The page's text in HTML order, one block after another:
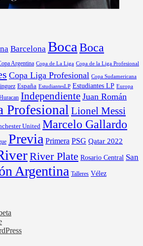
Barcelona Boca Boca
Argentina Copa de La Liga Copa de la Liga Profesional
Copa Liga Profesional Copa Sudamericana
España EstudiantesLP Estudiantes LP Europa
Independiente Juan Román
Profesional Lionel Messi
United Marcelo Gallardo
Previa Primera PSG Qatar 2022
River Plate Rosario Central San
Argentina Talleres Vélez